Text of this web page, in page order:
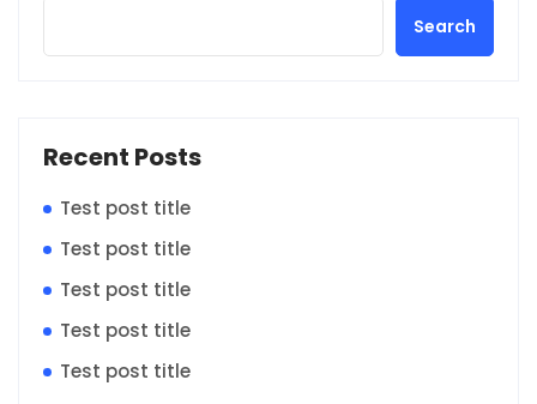
Search
Recent Posts
Test post title
Test post title
Test post title
Test post title
Test post title